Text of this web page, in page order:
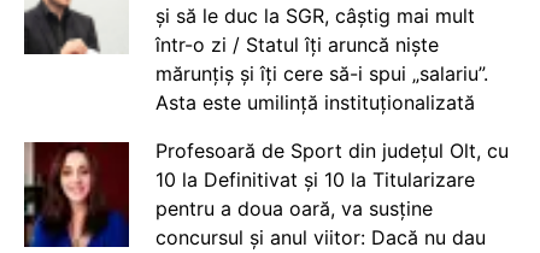
și să le duc la SGR, câștig mai mult
într-o zi / Statul îți aruncă niște
mărunțiș și îți cere să-i spui „salariu”.
Asta este umilință instituționalizată
Profesoară de Sport din județul Olt, cu
10 la Definitivat și 10 la Titularizare
pentru a doua oară, va susține
concursul și anul viitor: Dacă nu dau